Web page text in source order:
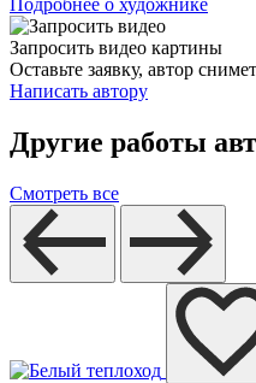
Подробнее о художнике
Запросить видео картины
Оставьте заявку, автор
Написать автору
Другие работы
Смотреть все